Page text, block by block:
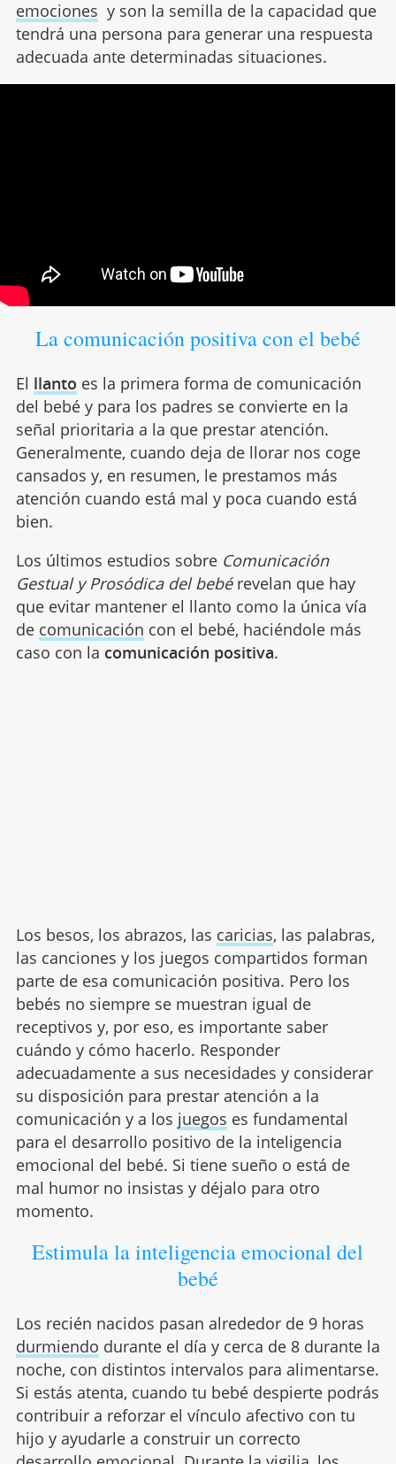
emociones y son la semilla de la capacidad que
tendrá una persona para generar una respuesta
adecuada ante determinadas situaciones.
La comunicación positiva con el bebé
El llanto es la primera forma de comunicación
del bebé y para los padres se convierte en la
señal prioritaria a la que prestar atención.
Generalmente, cuando deja de llorar nos coge
cansados y, en resumen, le prestamos más
atención cuando está mal y poca cuando está
bien.
Los últimos estudios sobre Comunicación
Gestual y Prosódica del bebérevelan que hay
que evitar mantener el llanto como la única vía
de comunicación con el bebé, haciéndole más
caso con la comunicación positiva.
Los besos, los abrazos, las caricias, las palabras,
las canciones y los juegos compartidos forman
parte de esa comunicación positiva. Pero los
bebés no siempre se muestran igual de
receptivos y, por eso, es importante saber
cuándo y cómo hacerlo. Responder
adecuadamente a sus necesidades y considerar
su disposición para prestar atención a la
comunicación y a los juegos es fundamental
para el desarrollo positivo de la inteligencia
emocional del bebé. Si tiene sueño o está de
mal humor no insistas y déjalo para otro
momento.
Estimula la inteligencia emocional del
bebé
Los recién nacidos pasan alrededor de 9 horas
durmiendo durante el día y cerca de 8 durante la
noche, con distintos intervalos para alimentarse.
Si estás atenta, cuando tu bebé despierte podrás
contribuir a reforzar el vínculo afectivo con tu
hijo y ayudarle a construir un correcto